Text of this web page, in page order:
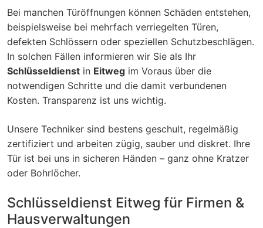
Bei manchen Türöffnungen können Schäden entstehen,
beispielsweise bei mehrfach verriegelten Türen,
defekten Schlössern oder speziellen Schutzbeschlägen.
In solchen Fällen informieren wir Sie als Ihr
Schlüsseldienst in Eitweg im Voraus über die
notwendigen Schritte und die damit verbundenen
Kosten. Transparenz ist uns wichtig.
Unsere Techniker sind bestens geschult, regelmäßig
zertifiziert und arbeiten zügig, sauber und diskret. Ihre
Tür ist bei uns in sicheren Händen – ganz ohne Kratzer
oder Bohrlöcher.
Schlüsseldienst Eitweg für Firmen &
Hausverwaltungen